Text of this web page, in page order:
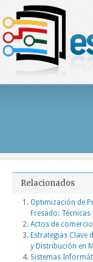
Relacionados
Optimización de
Fresado:
Actos de
Estrategias Clave
y Distribución en
Sistemas